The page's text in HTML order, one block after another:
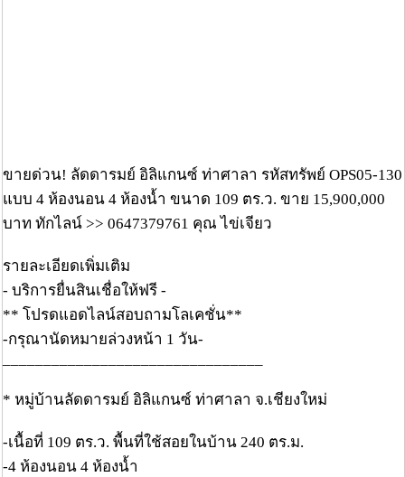
ขายด่วน! ลัดดารมย์ อิลิแกนซ์ ท่าศาลา รหัสทรัพย์ OPS05-130
แบบ 4 ห้องนอน 4 ห้องน้ำ ขนาด 109 ตร.ว. ขาย 15,900,000
บาท ทักไลน์ >> 0647379761 คุณ ไข่เจียว
รายละเอียดเพิ่มเติม
- บริการยื่นสินเชื่อให้ฟรี -
** โปรดแอดไลน์สอบถามโลเคชั่น**
-กรุณานัดหมายล่วงหน้า 1 วัน-
* หมู่บ้านลัดดารมย์ อิลิแกนซ์ ท่าศาลา จ.เชียงใหม่
-เนื้อที่ 109 ตร.ว. พื้นที่ใช้สอยในบ้าน 240 ตร.ม.
-4 ห้องนอน 4 ห้องน้ำ